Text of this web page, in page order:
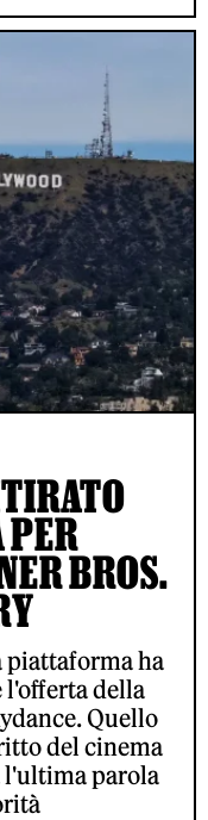
PER
BROS.
piattaforma ha
della
Quello
del cinema
l'ultima parola